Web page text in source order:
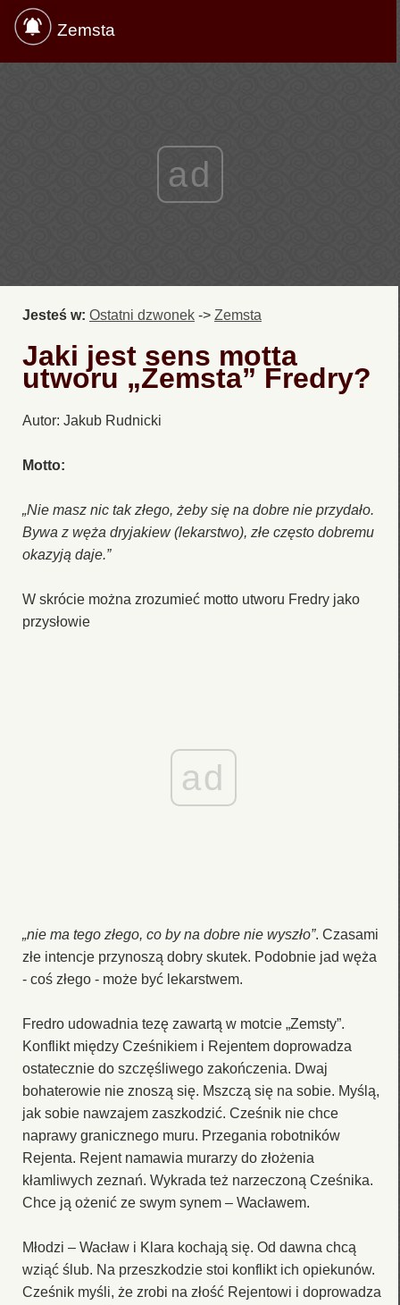
Zemsta
ad
Jesteś w: Ostatni dzwonek -> Zemsta
Jaki jest sens motta
utworu „Zemsta” Fredry?
Autor: Jakub Rudnicki
Motto:
„Nie masz nic tak złego, żeby się na dobre nie przydało.
Bywa z węża dryjakiew (lekarstwo), złe często dobremu
okazyją daje.”
W skrócie można zrozumieć motto utworu Fredry jako
przysłowie
ad
„nie ma tego złego, co by na dobre nie wyszło”. Czasami
złe intencje przynoszą dobry skutek. Podobnie jad węża
- coś złego - może być lekarstwem.
Fredro udowadnia tezę zawartą w motcie „Zemsty”.
Konflikt między Cześnikiem i Rejentem doprowadza
ostatecznie do szczęśliwego zakończenia. Dwaj
bohaterowie nie znoszą się. Mszczą się na sobie. Myślą,
jak sobie nawzajem zaszkodzić. Cześnik nie chce
naprawy granicznego muru. Przegania robotników
Rejenta. Rejent namawia murarzy do złożenia
kłamliwych zeznań. Wykrada też narzeczoną Cześnika.
Chce ją ożenić ze swym synem – Wacławem.
Młodzi – Wacław i Klara kochają się. Od dawna chcą
wziąć ślub. Na przeszkodzie stoi konflikt ich opiekunów.
Cześnik myśli, że zrobi na złość Rejentowi i doprowadza